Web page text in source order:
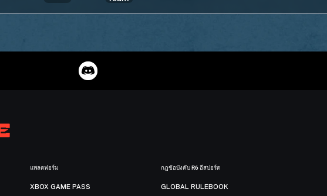
แพลตฟอร์ม
XBOX GAME PASS
กฎข้อบังคับ R6 อีสปอร์ต
GLOBAL RULEBOOK